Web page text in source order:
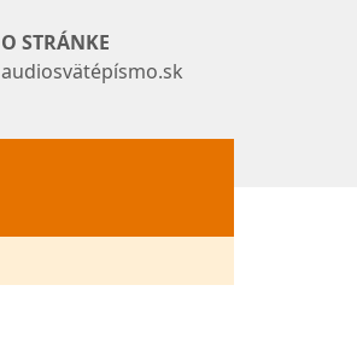
O STRÁNKE
audiosvätépísmo.sk